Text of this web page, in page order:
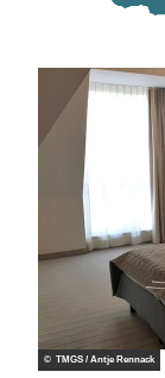
© TMGS / Antje Rennack